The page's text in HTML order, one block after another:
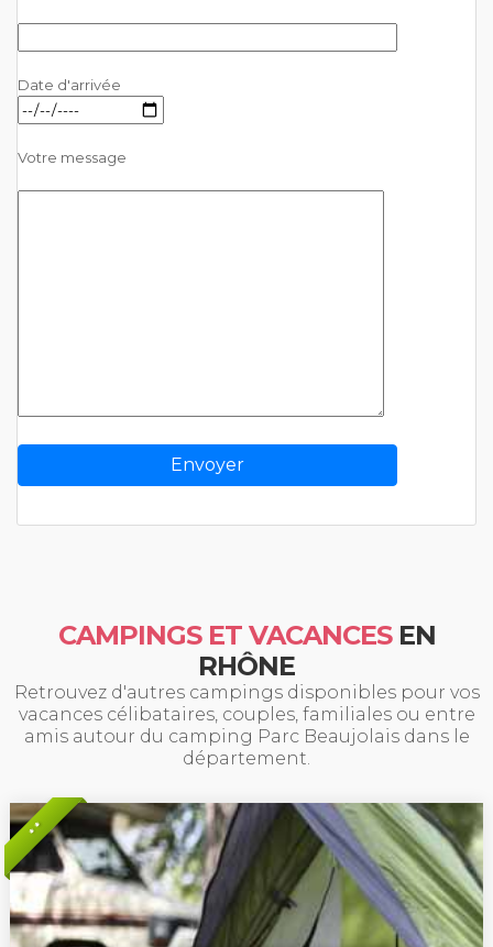
Date d'arrivée
Votre message
CAMPINGS ET VACANCESEN
RHÔNE
Retrouvez d'autres campings disponibles pour vos
vacances célibataires, couples, familiales ou entre
amis autour du camping Parc Beaujolais dans le
département.
* *